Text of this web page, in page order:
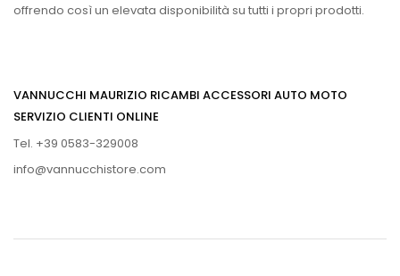
offrendo così un elevata disponibilità su tutti i propri prodotti.
VANNUCCHI MAURIZIO RICAMBI ACCESSORI AUTO MOTO
SERVIZIO CLIENTI ONLINE
Tel. +39 0583-329008
info@vannucchistore.com